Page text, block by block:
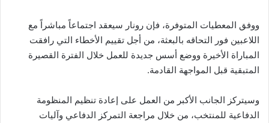
ووفق المعطيات المتوفرة، فإن رونار سيعقد اجتماعاً مباشراً مع
اللاعبين فور التحاقه بالبعثة، من أجل تقييم الأخطاء التي رافقت
المباراة الأخيرة ووضع أسس جديدة للعمل خلال الفترة القصيرة
المتبقية قبل المواجهة القادمة.
وسيتركز الجانب الأكبر من العمل على إعادة تنظيم المنظومة
الدفاعية للمنتخب، من خلال مراجعة التمركز الدفاعي وآليات